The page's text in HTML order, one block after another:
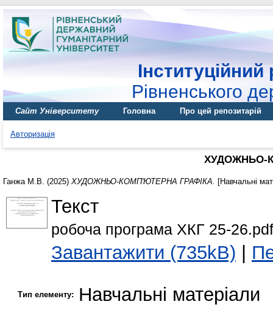
Інституційний
Рівненського
Сайт Університету Головна Про цей репозитарій
Авторизація
ХУДОЖНЬО-
Ганжа М.В. (2025) ХУДОЖНЬО-КОМП'ЮТЕРНА ГРАФІКА. [Навчальні
Текст
робоча програма ХКГ 25-26.pdf
Завантажити (735kB) |
Тип елементу: Навчальні матеріали